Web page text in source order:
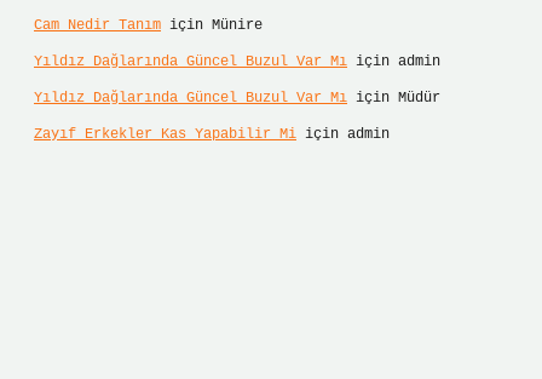
Cam Nedir Tanım için Münire
Yıldız Dağlarında Güncel Buzul Var Mı için admin
Yıldız Dağlarında Güncel Buzul Var Mı için Müdür
Zayıf Erkekler Kas Yapabilir Mi için admin